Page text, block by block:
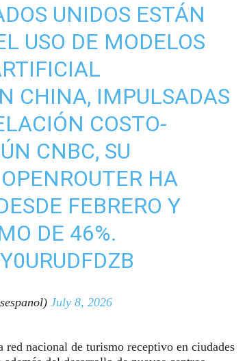
UNIDOS ESTÁN
USO DE MODELOS
CHINA, IMPULSADAS
COSTO-
CNBC, SU
HA
FEBRERO Y
DE 46%.
July 8, 2026
nacional de turismo receptivo en ciudades